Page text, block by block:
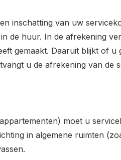
inschatting van uw
de huur. In de afrekening
gemaakt. Daaruit blijkt of
u de afrekening van de
moet u
in algemene ruimten